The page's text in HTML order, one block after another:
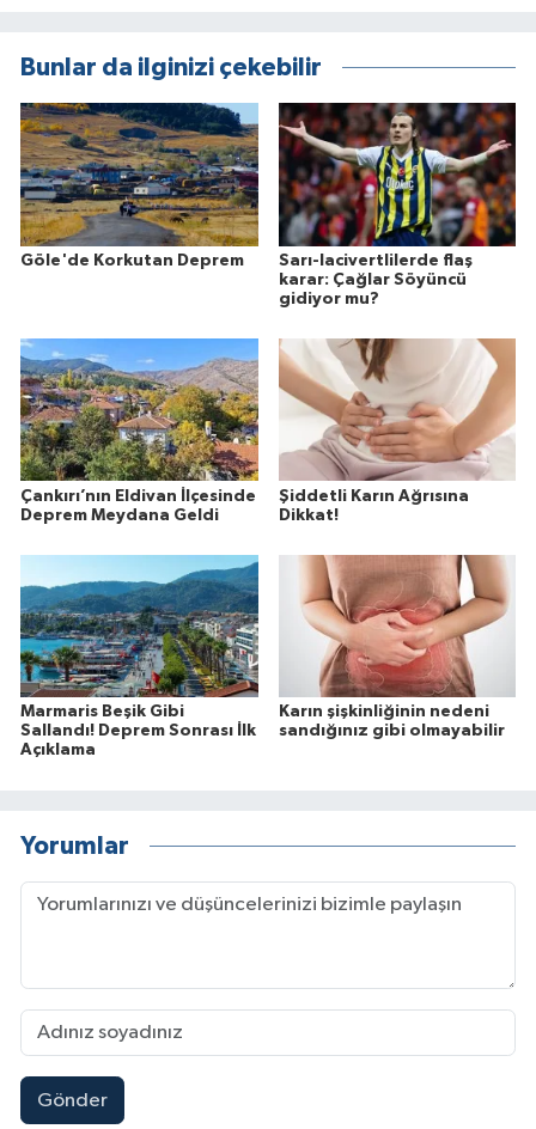
Bunlar da ilginizi çekebilir
Göle'de Korkutan Deprem
Sarı-lacivertlilerde flaş
karar: Çağlar Söyüncü
gidiyor mu?
Çankırı’nın Eldivan İlçesinde
Deprem Meydana Geldi
Şiddetli Karın Ağrısına
Dikkat!
Marmaris Beşik Gibi
Sallandı! Deprem Sonrası İlk
Açıklama
Karın şişkinliğinin nedeni
sandığınız gibi olmayabilir
Yorumlar
Gönder